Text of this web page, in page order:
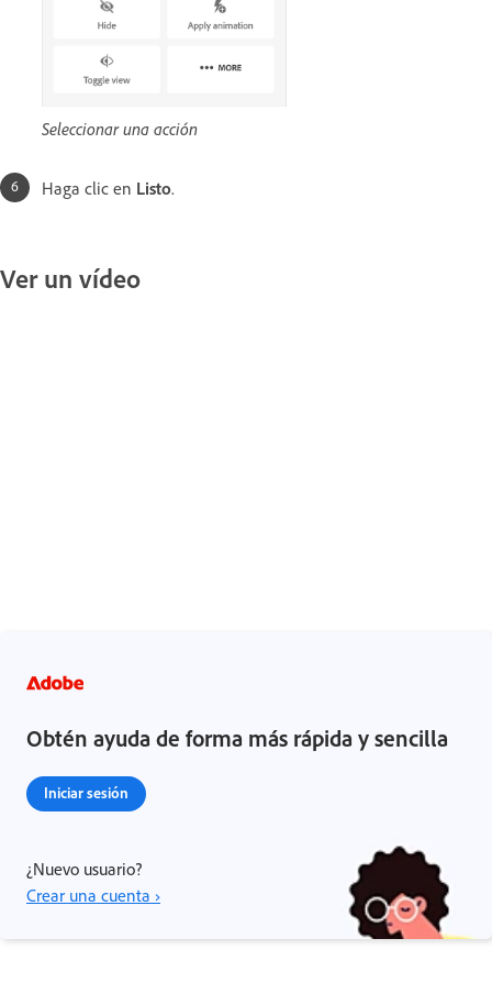
Seleccionar una acción
Haga clic en Listo.
Ver un vídeo
Obtén ayuda de forma más rápida y sencilla
Iniciar sesión
¿Nuevo usuario?
Crear una cuenta ›